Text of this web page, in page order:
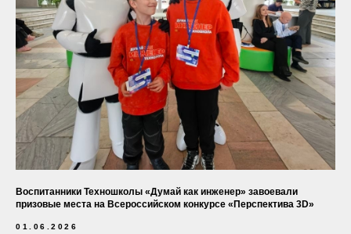
Воспитанники Техношколы «Думай как инженер» завоевали
призовые места на Всероссийском конкурсе «Перспектива 3D»
01.06.2026